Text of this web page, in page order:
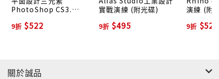
PhotoShop CS3.
InDesign CS3 (附
9折 $522
實戰演練 (附光碟)
9折 $495
演練 (附
9折 $522
關於誠品